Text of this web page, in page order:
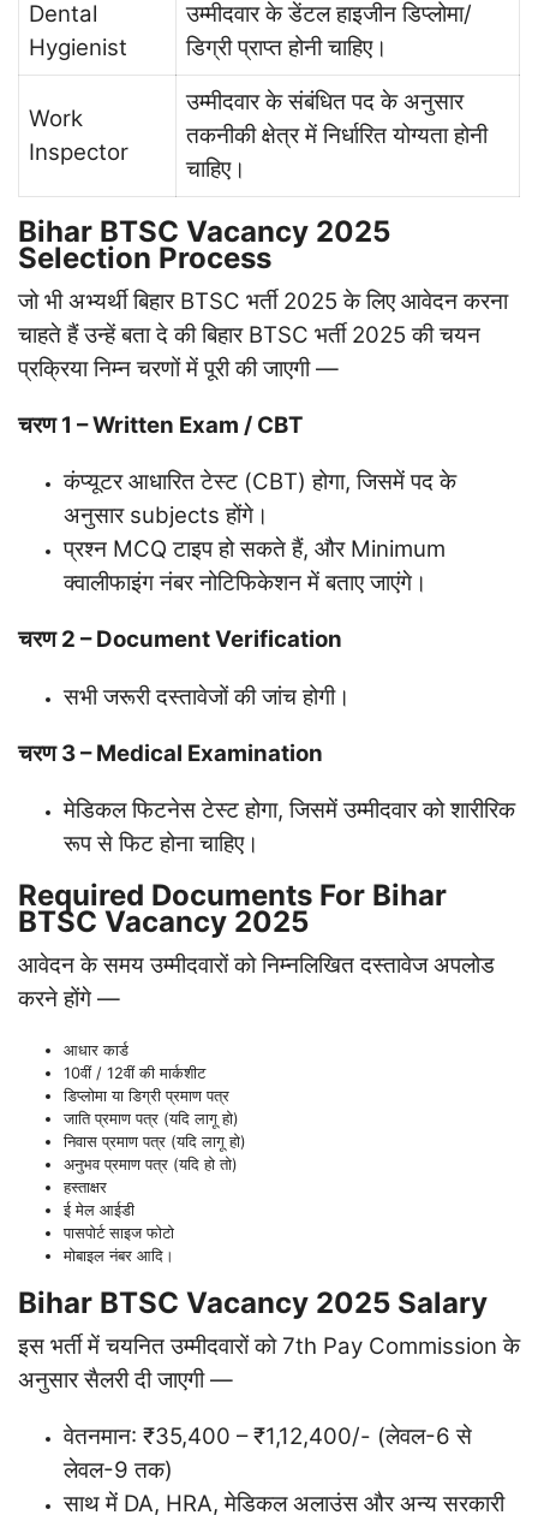
Dental
Hygienist
उम्मीदवार के डेंटल हाइजीन डिप्लोमा/
डिग्री प्राप्त होनी चाहिए।
Work
Inspector
उम्मीदवार के संबंधित पद के अनुसार
तकनीकी क्षेत्र में निर्धारित योग्यता होनी
चाहिए।
Bihar BTSC Vacancy 2025
Selection Process
जो भी अभ्यर्थी बिहार BTSC भर्ती 2025 के लिए आवेदन करना
चाहते हैं उन्हें बता दे की बिहार BTSC भर्ती 2025 की चयन
प्रक्रिया निम्न चरणों में पूरी की जाएगी —
चरण 1 – Written Exam / CBT
कंप्यूटर आधारित टेस्ट (CBT) होगा, जिसमें पद के
अनुसार subjects होंगे।
प्रश्न MCQ टाइप हो सकते हैं, और Minimum
क्वालीफाइंग नंबर नोटिफिकेशन में बताए जाएंगे।
चरण 2 – Document Verification
सभी जरूरी दस्तावेजों की जांच होगी।
चरण 3 – Medical Examination
मेडिकल फिटनेस टेस्ट होगा, जिसमें उम्मीदवार को शारीरिक
रूप से फिट होना चाहिए।
Required Documents For Bihar
BTSC Vacancy 2025
आवेदन के समय उम्मीदवारों को निम्नलिखित दस्तावेज अपलोड
करने होंगे —
आधार कार्ड
10वीं / 12वीं की मार्कशीट
डिप्लोमा या डिग्री प्रमाण पत्र
जाति प्रमाण पत्र (यदि लागू हो)
निवास प्रमाण पत्र (यदि लागू हो)
अनुभव प्रमाण पत्र (यदि हो तो)
हस्ताक्षर
ई मेल आईडी
पासपोर्ट साइज फोटो
मोबाइल नंबर आदि।
Bihar BTSC Vacancy 2025 Salary
इस भर्ती में चयनित उम्मीदवारों को 7th Pay Commission के
अनुसार सैलरी दी जाएगी —
वेतनमान: ₹35,400 – ₹1,12,400/- (लेवल-6 से
लेवल-9 तक)
साथ में DA, HRA, मेडिकल अलाउंस और अन्य सरकारी